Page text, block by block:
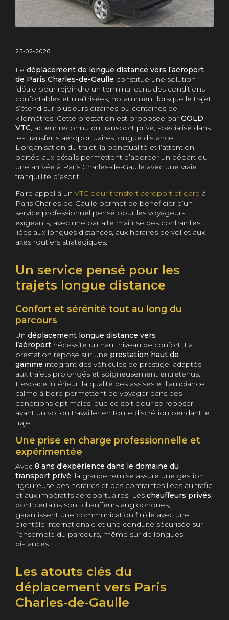
23-02-2026
Le déplacement de longue distance vers l'aéroport
de Paris Charles-de-Gaulle constitue une solution
idéale pour rejoindre un terminal dans des conditions
confortables et maîtrisées, notamment lorsque le trajet
s’étend sur plusieurs dizaines ou centaines de
kilomètres. Cette prestation est proposée par GOLD
VTC, acteur reconnu du transport privé, spécialisé dans
les transferts aéroportuaires longue distance.
L’organisation du trajet, la ponctualité et l’attention
portée aux détails permettent d’aborder un départ ou
une arrivée à Paris Charles-de-Gaulle avec une vraie
tranquillité d’esprit.
Faire appel à un VTC pour transfert aéroport et gare à
Paris Charles-de-Gaulle permet de bénéficier d’un
service professionnel pensé pour les voyageurs
exigeants, avec une parfaite maîtrise des contraintes
liées aux longues distances, aux horaires de vol et aux
axes routiers stratégiques.
Un service pensé pour les
trajets longue distance
Confort et sérénité tout au long du
parcours
Un déplacement longue distance vers
l’aéroport nécessite un haut niveau de confort. La
prestation repose sur une prestation haut de
gamme intégrant des véhicules de prestige, adaptés
aux trajets prolongés et soigneusement entretenus.
L’espace intérieur, la qualité des assises et l’ambiance
calme à bord permettent de voyager dans des
conditions optimales, que ce soit pour se reposer
avant un vol ou travailler en toute discrétion pendant le
trajet.
Une prise en charge professionnelle et
expérimentée
Avec 8 ans d'expérience dans le domaine du
transport privé, la grande remise assure une gestion
rigoureuse des horaires et des contraintes liées au trafic
et aux impératifs aéroportuaires. Les chauffeurs privés,
dont certains sont chauffeurs anglophones,
garantissent une communication fluide avec une
clientèle internationale et une conduite sécurisée sur
l’ensemble du parcours, même sur de longues
distances.
Les atouts clés du
déplacement vers Paris
Charles-de-Gaulle